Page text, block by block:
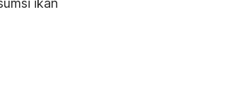
ikan